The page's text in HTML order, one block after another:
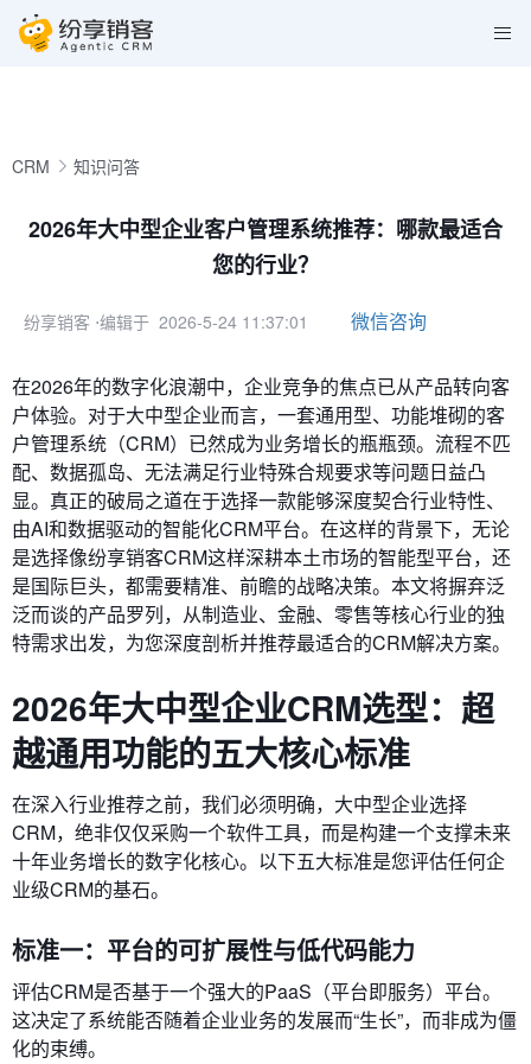
CRM 知识问答
2026年大中型企业客户管理系统推荐：哪款最适合
您的行业？
纷享销客 ⋅编辑于 2026-5-24 11:37:01 微信咨询
在2026年的数字化浪潮中，企业竞争的焦点已从产品转向客
户体验。对于大中型企业而言，一套通用型、功能堆砌的客
户管理系统（CRM）已然成为业务增长的瓶瓶颈。流程不匹
配、数据孤岛、无法满足行业特殊合规要求等问题日益凸
显。真正的破局之道在于选择一款能够深度契合行业特性、
由AI和数据驱动的智能化CRM平台。在这样的背景下，无论
是选择像纷享销客CRM这样深耕本土市场的智能型平台，还
是国际巨头，都需要精准、前瞻的战略决策。本文将摒弃泛
泛而谈的产品罗列，从制造业、金融、零售等核心行业的独
特需求出发，为您深度剖析并推荐最适合的CRM解决方案。
2026年大中型企业CRM选型：超
越通用功能的五大核心标准
在深入行业推荐之前，我们必须明确，大中型企业选择
CRM，绝非仅仅采购一个软件工具，而是构建一个支撑未来
十年业务增长的数字化核心。以下五大标准是您评估任何企
业级CRM的基石。
标准一：平台的可扩展性与低代码能力
评估CRM是否基于一个强大的PaaS（平台即服务）平台。
这决定了系统能否随着企业业务的发展而“生长”，而非成为僵
化的束缚。